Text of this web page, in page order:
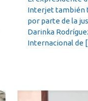
Interjet también
por parte de la
Darinka
Internacional de